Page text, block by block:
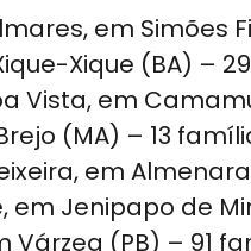
em Simões
Xique (BA) –
Vista, em
(MA) – 13
em
em Jenipapo de
Várzea (PB) – 91